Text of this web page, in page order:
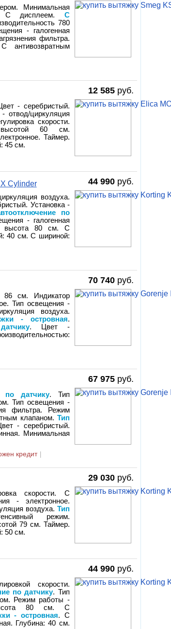
Минимальная
С дисплеем. С
780
- галогенная
фильтра.
антивозвратным
12 585руб.
- серебристый.
отвод/циркуляция
скорости.
высотой 60 см.
Таймер.
45 см.
44 990руб.
Cylinder
воздуха.
Установка -
по
- галогенная
высота 80 см. С
40 см. С шириной:
70 740руб.
86 см. Индикатор
Тип освещения -
воздуха.
- островная.
. Цвет -
67 975руб.
по датчику. Тип
Тип освещения -
фильтра. Режим
клапаном. Тип
- серебристый.
Минимальная
кредит
29 030руб.
скорости. С
- электронное.
воздуха. Тип
режим.
79 см. Таймер.
50 см.
44 990руб.
скорости.
по датчику. Тип
Режим работы -
высота 80 см. С
- островная. С
Глубина: 40 см.